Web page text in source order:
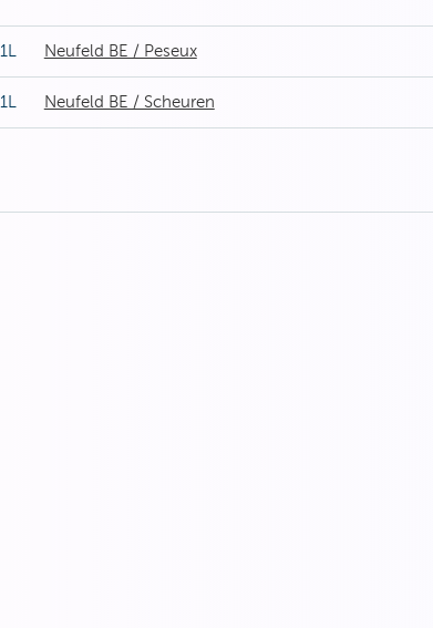
1L Neufeld BE / Peseux
1L Neufeld BE / Scheuren